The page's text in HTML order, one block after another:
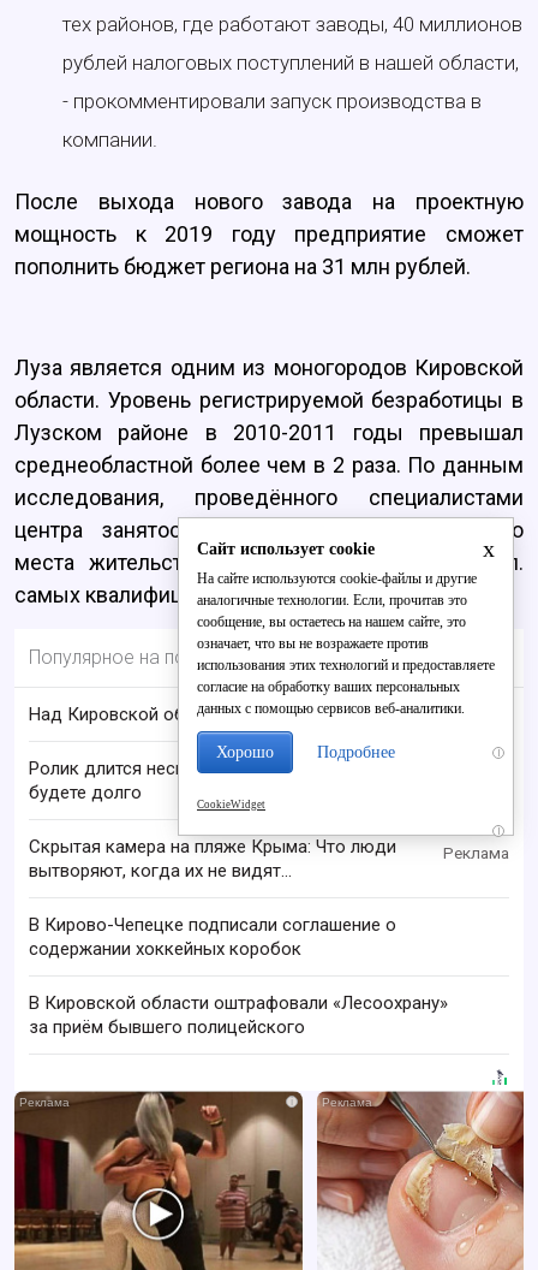
тех районов, где работают заводы, 40 миллионов
рублей налоговых поступлений в нашей области,
- прокомментировали запуск производства в
компании.
После выхода нового завода на проектную
мощность к 2019 году предприятие сможет
пополнить бюджет региона на 31 млн рублей.
Луза является одним из моногородов Кировской
области. Уровень регистрируемой безработицы в
Лузском районе в 2010-2011 годы превышал
среднеобластной более чем в 2 раза. По данным
исследования, проведённого специалистами
центра занятости, за пределами постоянного
места жительства работают около 2 тыс. чел.
самых квалифицированных специалистов.
Популярное на портале
Над Кировской областью сбили БПЛА
i
Ролик длится несколько секунд, а смеяться вы
будете долго
i
Скрытая камера на пляже Крыма: Что люди
вытворяют, когда их не видят...
В Кирово-Чепецке подписали соглашение о
содержании хоккейных коробок
В Кировской области оштрафовали «Лесоохрану»
за приём бывшего полицейского
i
x
Сайт использует cookie
На сайте используются cookie-файлы и другие
аналогичные технологии. Если, прочитав это
сообщение, вы остаетесь на нашем сайте, это
означает, что вы не возражаете против
использования этих технологий и предоставляете
согласие на обработку ваших персональных
данных с помощью сервисов веб-аналитики.
Хорошо Подробнее
CookieWidget